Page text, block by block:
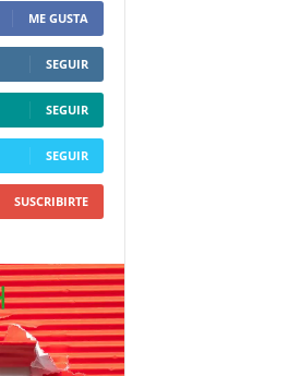
ME GUSTA
SEGUIR
SEGUIR
SEGUIR
SUSCRIBIRTE